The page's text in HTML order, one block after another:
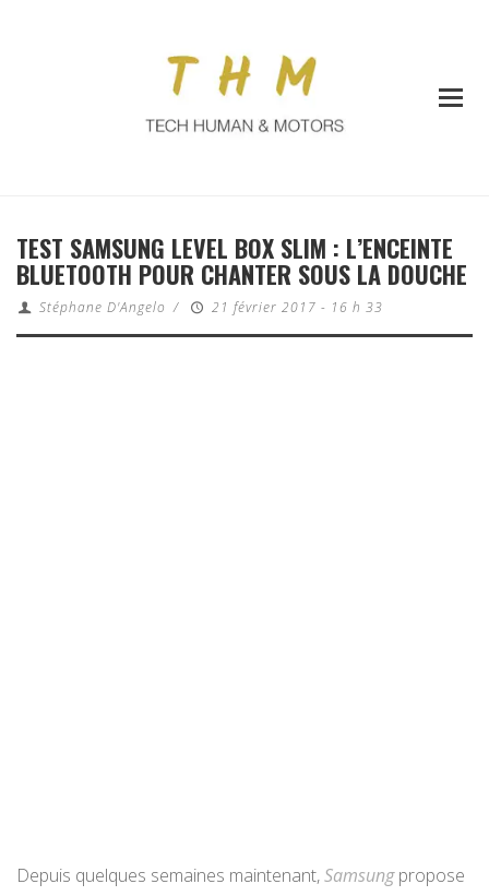
TEST SAMSUNG LEVEL BOX SLIM : L’ENCEINTE
BLUETOOTH POUR CHANTER SOUS LA DOUCHE
Stéphane D'Angelo / 21 février 2017 - 16 h 33
Depuis quelques semaines maintenant,Samsungpropose